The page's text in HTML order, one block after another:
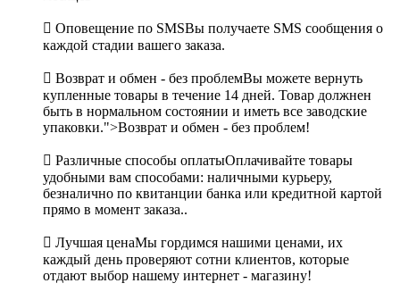
 Оповещение по SMSВы получаете SMS сообщения о
каждой стадии вашего заказа.
 Возврат и обмен - без проблемВы можете вернуть
купленные товары в течение 14 дней. Товар должнен
быть в нормальном состоянии и иметь все заводские
упаковки.">Возврат и обмен - без проблем!
 Различные способы оплатыОплачивайте товары
удобными вам способами: наличными курьеру,
безналично по квитанции банка или кредитной картой
прямо в момент заказа..
 Лучшая ценаМы гордимся нашими ценами, их
каждый день проверяют сотни клиентов, которые
отдают выбор нашему интернет - магазину!